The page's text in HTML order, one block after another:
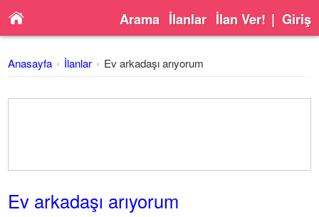
Arama İlanlar İlan Ver! | Giriş
Anasayfa İlanlar Ev arkadaşı arıyorum
Ev arkadaşı arıyorum